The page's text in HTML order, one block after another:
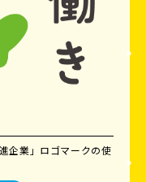
企業」ロゴマークの使